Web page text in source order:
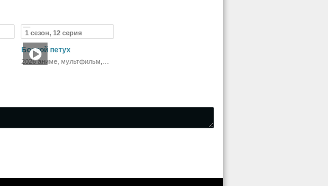
1 сезон, 12 серия
Боевой петух
2026 аниме, мультфильм,